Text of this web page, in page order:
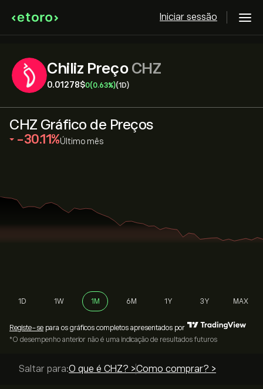
Iniciar sessão
Chiliz PreçoCHZ
0.01278‎$‎0(0.63%)(1D)
CHZ Gráfico de Preços
‎-30.11‎ Último mês
1D 1W 1M 6M 1Y 3Y MAX
Registe-se para os gráficos completos apresentados por
*O desempenho anterior não é uma indicação de resultados futuros
Saltar para:O que é CHZ? >Como comprar? >